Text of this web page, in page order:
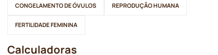
CONGELAMENTO DE ÓVULOS REPRODUÇÃO HUMANA
FERTILIDADE FEMININA
Calculadoras